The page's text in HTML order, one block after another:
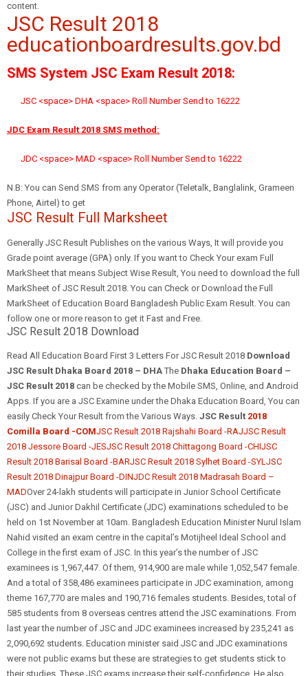
content.
JSC Result 2018
educationboardresults.gov.bd
SMS System JSC Exam Result 2018:
JSC <space> DHA <space> Roll Number Send to 16222
JDC Exam Result 2018 SMS method:
JDC <space> MAD <space> Roll Number Send to 16222
N.B: You can Send SMS from any Operator (Teletalk, Banglalink, Grameen
Phone, Airtel) to get
JSC Result Full Marksheet
Generally JSC Result Publishes on the various Ways, It will provide you
Grade point average (GPA) only. If you want to Check Your exam Full
MarkSheet that means Subject Wise Result, You need to download the full
MarkSheet of JSC Result 2018. You can Check or Download the Full
MarkSheet of Education Board Bangladesh Public Exam Result. You can
follow one or more reason to get it Fast and Free.
JSC Result 2018 Download
Read All Education Board First 3 Letters For JSC Result 2018 Download
JSC Result Dhaka Board 2018 – DHA The Dhaka Education Board –
JSC Result 2018 can be checked by the Mobile SMS, Online, and Android
Apps. If you are a JSC Examine under the Dhaka Education Board, You can
easily Check Your Result from the Various Ways. JSC Result 2018
Comilla Board -COMJSC Result 2018 Rajshahi Board -RAJJSC Result
2018 Jessore Board -JESJSC Result 2018 Chittagong Board -CHIJSC
Result 2018 Barisal Board -BARJSC Result 2018 Sylhet Board -SYLJSC
Result 2018 Dinajpur Board -DINJDC Result 2018 Madrasah Board –
MADOver 24-lakh students will participate in Junior School Certificate
(JSC) and Junior Dakhil Certificate (JDC) examinations scheduled to be
held on 1st November at 10am. Bangladesh Education Minister Nurul Islam
Nahid visited an exam centre in the capital’s Motijheel Ideal School and
College in the first exam of JSC. In this year’s the number of JSC
examinees is 1,967,447. Of them, 914,900 are male while 1,052,547 female.
And a total of 358,486 examinees participate in JDC examination, among
theme 167,770 are males and 190,716 females students. Besides, total of
585 students from 8 overseas centres attend the JSC examinations. From
last year the number of JSC and JDC examinees increased by 235,241 as
2,090,692 students. Education minister said JSC and JDC examinations
were not public exams but these are strategies to get students stick to
their studies. These JSC exams increase their self-confidence. He also